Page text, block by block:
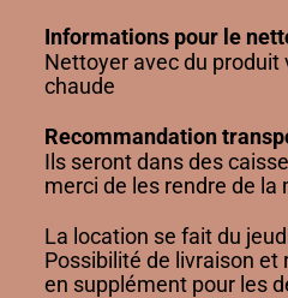
Informations pour le
Nettoyer avec du produit
chaude
Recommandation
Ils seront dans des
merci de les rendre de la
La location se fait du
Possibilité de livraison et
en supplément pour les